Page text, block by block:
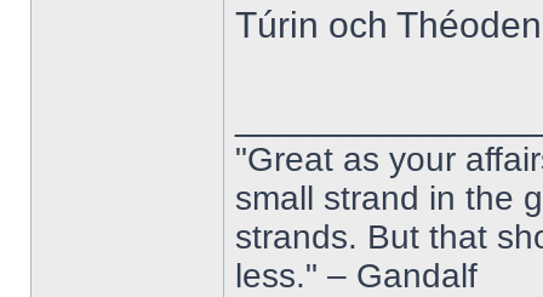
Túrin och
"Great as your
small strand in the
strands. But that
less." – Gandalf